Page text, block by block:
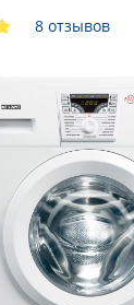
8 отзывов